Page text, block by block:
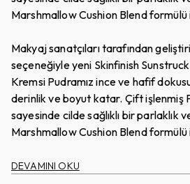
Marshmallow Cushion Blend
bulaşmaya ve neme dayanıklı 24
arttırılabilir kapatıcılık sağlar. Tene
formülü ile doğal güneş öpücüğü
hissedin.
Makyaj sanatçıları tarafından
seçeneğiyle yeni Skinfinish Sunstruck
Kremsi Pudramız ince ve hafif
derinlik ve boyut katar. Çift işlenmiş
sayesinde cilde sağlıklı bir parlaklık
Marshmallow Cushion Blend
bulaşmaya ve neme dayanıklı 24
DEVAMINI OKU